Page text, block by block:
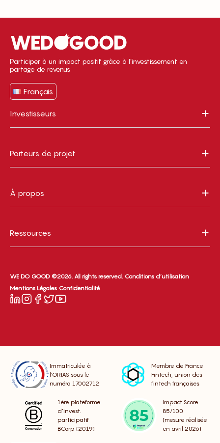
Participer à un impact positif grâce à l’investissement en
partage de revenus
Français
Investisseurs
Porteurs de projet
À propos
Ressources
WE DO GOOD ©2026. All rights reserved. Conditions d’utilisation
Mentions Légales Confidentialité
Immatriculée à
l’ORIAS sous le
numéro 17002712
Membre de France
Fintech, union des
fintech françaises
1ère plateforme
d’invest.
participatif
BCorp (2019)
Impact Score
85/100
(mesure réalisée
en avril 2026)